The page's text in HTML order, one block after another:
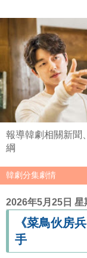
報導韓劇相關新聞
綱
2026年5月25日 星
《菜鳥伙房
手